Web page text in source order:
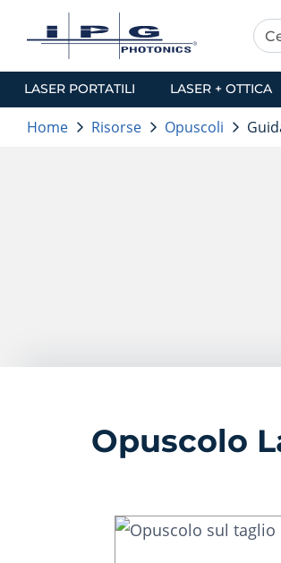
LASER PORTATILI LASER + OTTICA
Home Risorse Opuscoli
Opuscolo